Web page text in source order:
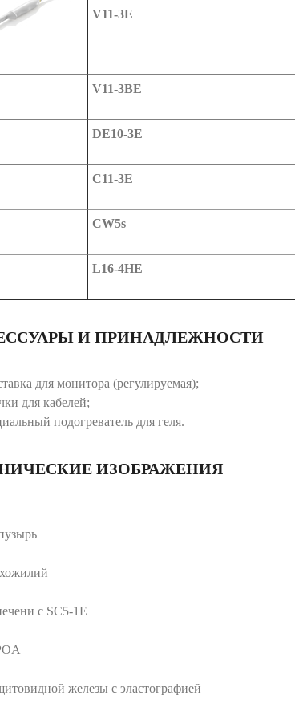
V11-3E
V11-3BE
DE10-3E
C11-3E
CW5s
L16-4HE
И ПРИНАДЛЕЖНОСТИ
для монитора (регулируемая);
для кабелей;
подогреватель для геля.
ИЗОБРАЖЕНИЯ
с SC5-1E
железы с эластографией